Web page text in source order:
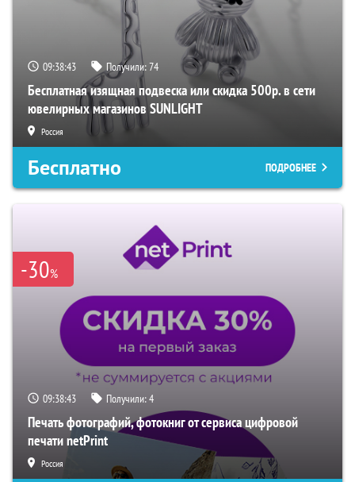
09:38:42 Получили:74
Бесплатная изящная подвеска или скидка 500р. в сети
ювелирных магазинов SUNLIGHT
Россия
Бесплатно ПОДРОБНЕЕ
-30%
09:38:42 Получили:4
Печать фотографий, фотокниг от сервиса цифровой
печати netPrint
Россия